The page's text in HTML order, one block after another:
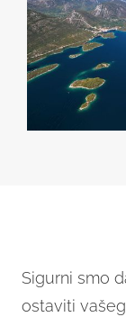
Sigurni smo
ostaviti vašeg